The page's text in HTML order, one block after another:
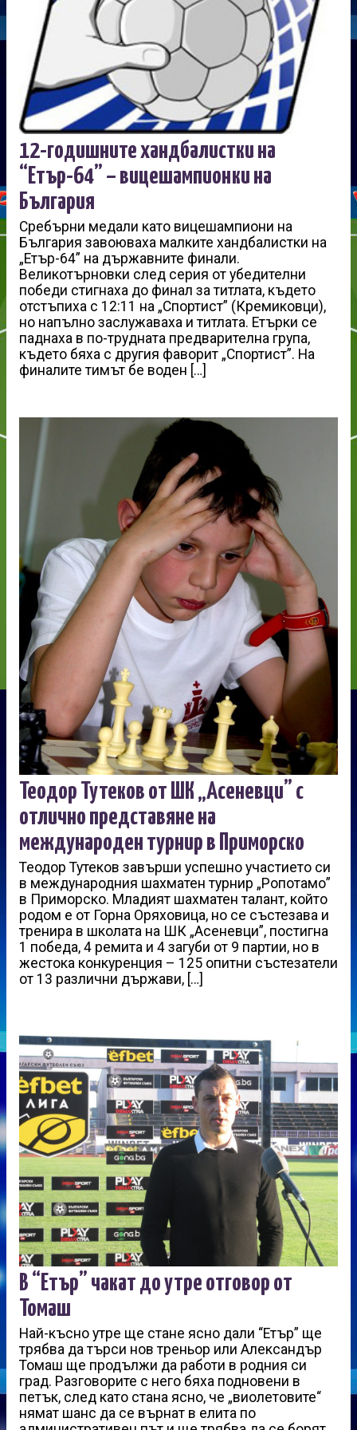
12-годишните хандбалистки на
“Етър-64” – вицешампионки на
България
Сребърни медали като вицешампиони на
България завоюваха малките хандбалистки на
„Етър-64” на държавните финали.
Великотърновки след серия от убедителни
победи стигнаха до финал за титлата, където
отстъпиха с 12:11 на „Спортист” (Кремиковци),
но напълно заслужаваха и титлата. Етърки се
паднаха в по-трудната предварителна група,
където бяха с другия фаворит „Спортист”. На
финалите тимът бе воден […]
Теодор Тутеков от ШК „Асеневци” с
отлично представяне на
международен турнир в Приморско
Теодор Тутеков завърши успешно участието си
в международния шахматен турнир „Ропотамо”
в Приморско. Младият шахматен талант, който
родом е от Горна Оряховица, но се състезава и
тренира в школата на ШК „Асеневци”, постигна
1 победа, 4 ремита и 4 загуби от 9 партии, но в
жестока конкуренция – 125 опитни състезатели
от 13 различни държави, […]
В “Етър” чакат до утре отговор от
Томаш
Най-късно утре ще стане ясно дали “Етър” ще
трябва да търси нов треньор или Александър
Томаш ще продължи да работи в родния си
град. Разговорите с него бяха подновени в
петък, след като стана ясно, че „виолетовите“
нямат шанс да се върнат в елита по